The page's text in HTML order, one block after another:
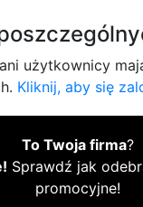
użytkownicy
Kliknij, aby się
To Twoja firma?
Sprawdź jak
promocyjne!